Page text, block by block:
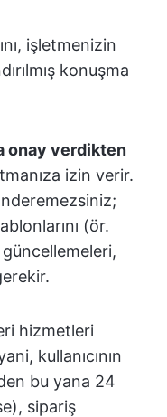
işletmenizin
konuşma
onay verdikten
izin verir.
(ör.
güncellemeleri,
hizmetleri
kullanıcının
bu yana 24
sipariş